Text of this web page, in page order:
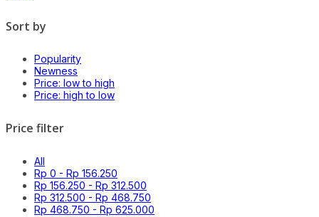
Sort by
Popularity
Newness
Price: low to high
Price: high to low
Price filter
All
Rp 0 - Rp 156.250
Rp 156.250 - Rp 312.500
Rp 312.500 - Rp 468.750
Rp 468.750 - Rp 625.000